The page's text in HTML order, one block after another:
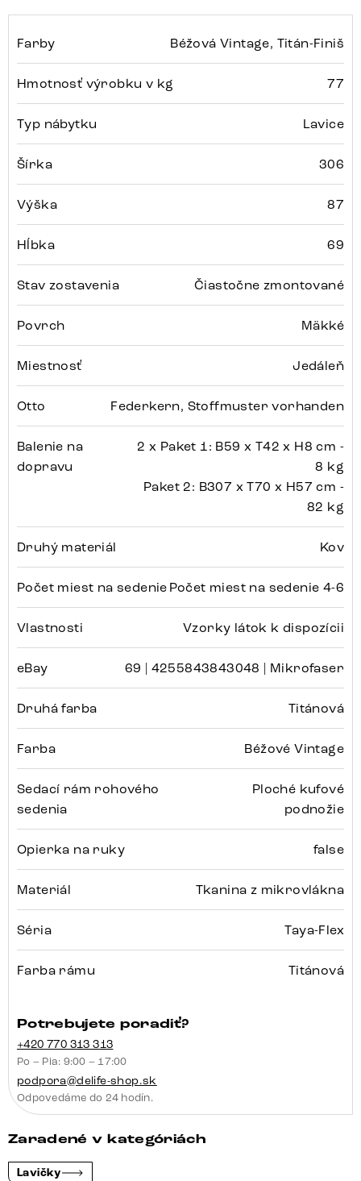
Farby Béžová Vintage, Titán-Finiš
Hmotnosť výrobku v kg 77
Typ nábytku Lavice
Šírka 306
Výška 87
Hĺbka 69
Stav zostavenia Čiastočne zmontované
Povrch Mäkké
Miestnosť Jedáleň
Otto Federkern, Stoffmuster vorhanden
Balenie na
dopravu
2 x Paket 1: B59 x T42 x H8 cm -
8 kg
Paket 2: B307 x T70 x H57 cm -
82 kg
Druhý materiál Kov
Počet miest na sedenie Počet miest na sedenie 4-6
Vlastnosti Vzorky látok k dispozícii
eBay 69 | 4255843843048 | Mikrofaser
Druhá farba Titánová
Farba Béžové Vintage
Sedací rám rohového
sedenia
Ploché kufové
podnožie
Opierka na ruky false
Materiál Tkanina z mikrovlákna
Séria Taya-Flex
Farba rámu Titánová
Potrebujete poradiť?
+420 770 313 313
Po – Pia: 9:00 – 17:00
podpora@delife-shop.sk
Odpovedáme do 24 hodín.
Zaradené v kategóriách
Lavičky